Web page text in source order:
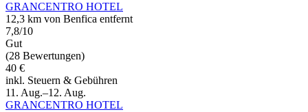
GRANCENTRO HOTEL
12,3 km von Benfica entfernt
7,8/10
Gut
(28 Bewertungen)
40 €
inkl. Steuern & Gebühren
11. Aug.–12. Aug.
GRANCENTRO HOTEL